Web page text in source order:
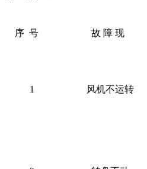
序 号 故 障 现
1 风机不运转